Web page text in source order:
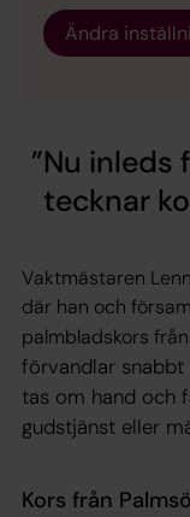
Ändra
Nu inleds
tecknar
Vaktmästaren
där han och
palmbladskors
förvandlar snabbt
tas om hand och
gudstjänst eller
Kors från